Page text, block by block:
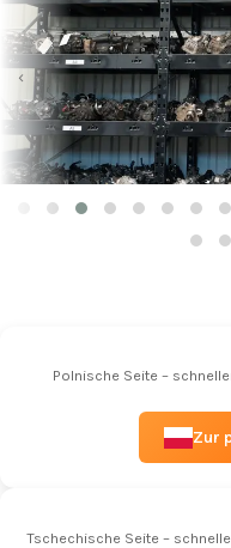
‹
Polnische Seite –
Zur
Tschechische Seite –